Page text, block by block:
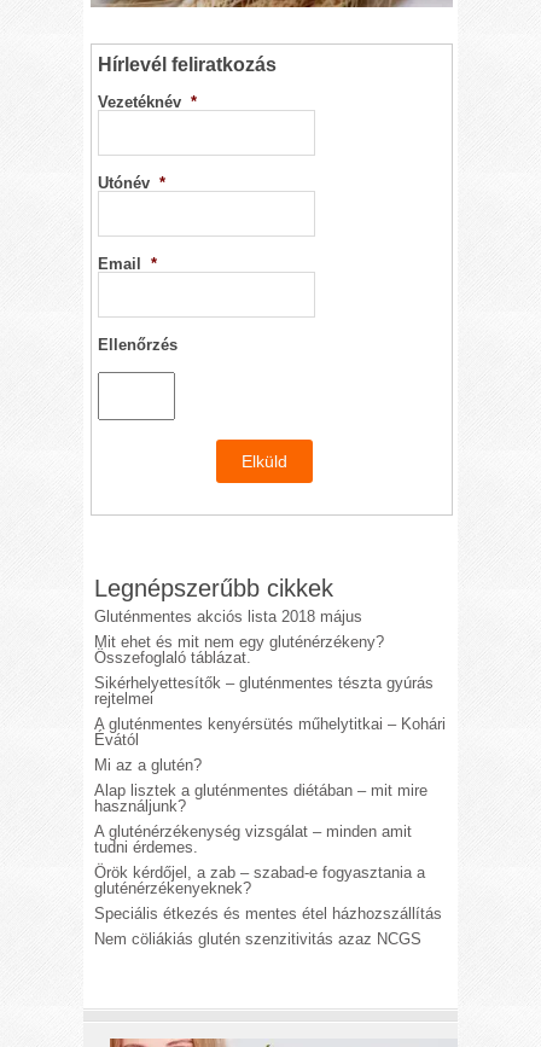
Hírlevél feliratkozás
Vezetéknév *
Utónév *
Email *
Ellenőrzés
Legnépszerűbb cikkek
Gluténmentes akciós lista 2018 május
Mit ehet és mit nem egy gluténérzékeny?
Összefoglaló táblázat.
Sikérhelyettesítők – gluténmentes tészta gyúrás
rejtelmei
A gluténmentes kenyérsütés műhelytitkai – Kohári
Évától
Mi az a glutén?
Alap lisztek a gluténmentes diétában – mit mire
használjunk?
A gluténérzékenység vizsgálat – minden amit
tudni érdemes.
Örök kérdőjel, a zab – szabad-e fogyasztania a
gluténérzékenyeknek?
Speciális étkezés és mentes étel házhozszállítás
Nem cöliákiás glutén szenzitivitás azaz NCGS